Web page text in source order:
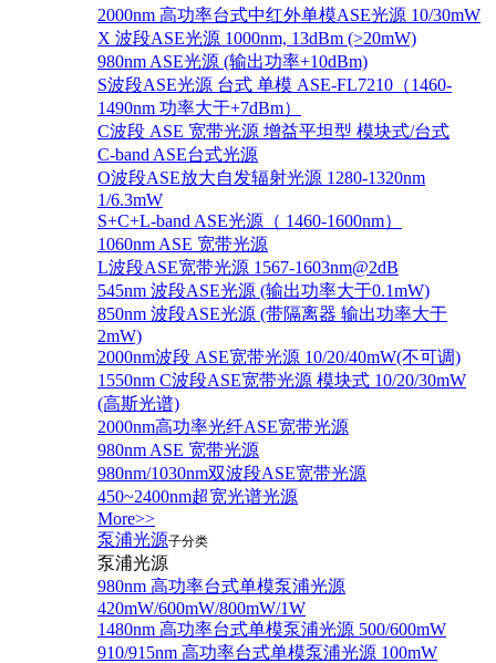
2000nm 高功率台式中红外单模ASE光源 10/30mW
X 波段ASE光源 1000nm, 13dBm (>20mW)
980nm ASE光源 (输出功率+10dBm)
S波段ASE光源 台式 单模 ASE-FL7210（1460-
1490nm 功率大于+7dBm）
C波段 ASE 宽带光源 增益平坦型 模块式/台式
C-band ASE台式光源
O波段ASE放大自发辐射光源 1280-1320nm
1/6.3mW
S+C+L-band ASE光源（ 1460-1600nm）
1060nm ASE 宽带光源
L波段ASE宽带光源 1567-1603nm@2dB
545nm 波段ASE光源 (输出功率大于0.1mW)
850nm 波段ASE光源 (带隔离器 输出功率大于
2mW)
2000nm波段 ASE宽带光源 10/20/40mW(不可调)
1550nm C波段ASE宽带光源 模块式 10/20/30mW
(高斯光谱)
2000nm高功率光纤ASE宽带光源
980nm ASE 宽带光源
980nm/1030nm双波段ASE宽带光源
450~2400nm超宽光谱光源
More>>
泵浦光源子分类
泵浦光源
980nm 高功率台式单模泵浦光源
420mW/600mW/800mW/1W
1480nm 高功率台式单模泵浦光源 500/600mW
910/915nm 高功率台式单模泵浦光源 100mW